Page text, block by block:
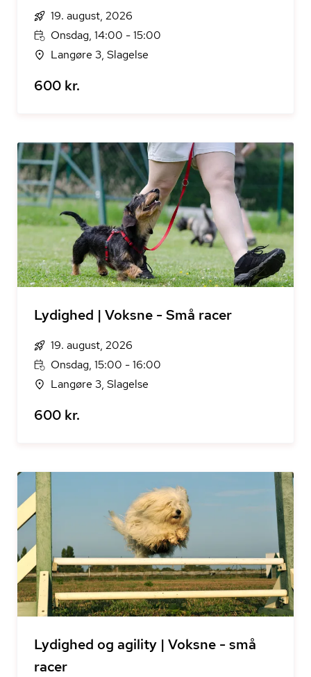
19. august, 2026
Onsdag, 14:00 - 15:00
Langøre 3, Slagelse
600 kr.
Lydighed | Voksne - Små racer
19. august, 2026
Onsdag, 15:00 - 16:00
Langøre 3, Slagelse
600 kr.
Lydighed og agility | Voksne - små
racer